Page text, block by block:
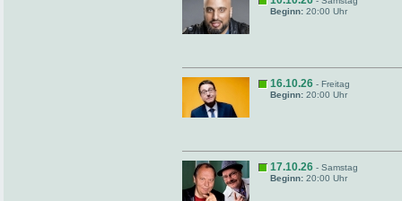
Beginn: 20:00 Uhr
16.10.26 - Freitag
Beginn: 20:00 Uhr
17.10.26 - Samstag
Beginn: 20:00 Uhr